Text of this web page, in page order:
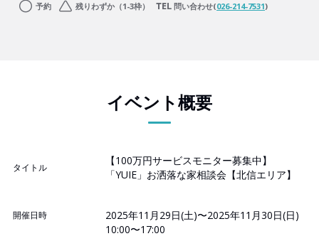
予約 残りわずか（1-3枠） 問い合わせ(026-214-7531)
イベント概要
タイトル
【100万円サービスモニター募集中】
「YUIE」お洒落な家相談会【北信エリア】
開催日時
2025年11月29日(土)〜2025年11月30日(日)
10:00〜17:00